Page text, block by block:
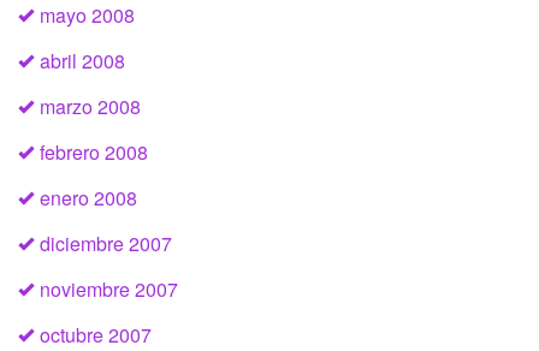
mayo 2008
abril 2008
marzo 2008
febrero 2008
enero 2008
diciembre 2007
noviembre 2007
octubre 2007